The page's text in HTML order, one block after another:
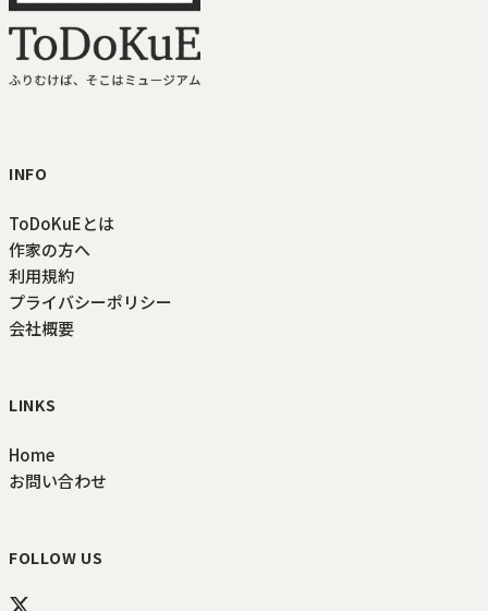
INFO
ToDoKuEとは
作家の方へ
利用規約
プライバシーポリシー
会社概要
LINKS
Home
お問い合わせ
FOLLOW US